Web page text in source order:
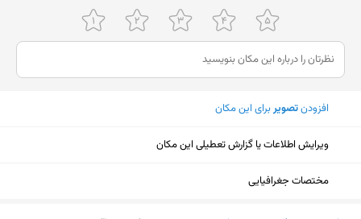
پنجشنبه
۸:۳۰ تا ۲۰:۳۰
جمعه
۸:۳۰ تا ۲۰:۳۰
شنبه
یکشنبه
افزودنتصویربرای این مکان
ویرایش اطلاعات یا گزارش تعطیلی این مکان
مختصات جغرافیایی